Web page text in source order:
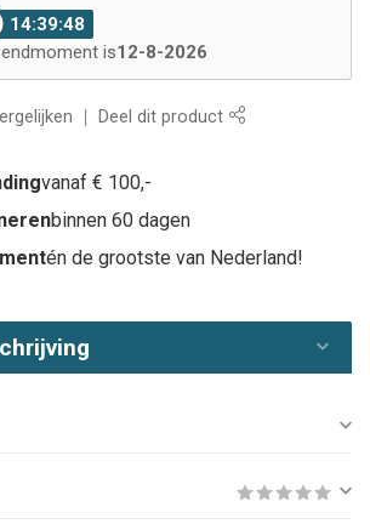
14:39:48
is12-8-2026
Deel dit product
vanaf € 100,-
binnen 60 dagen
én de grootste van Nederland!